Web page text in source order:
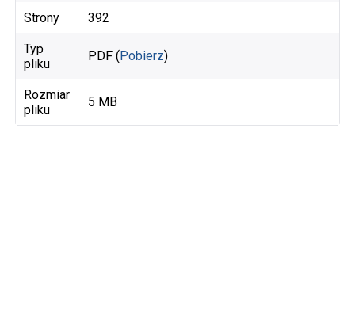
Strony 392
Typ
pliku
PDF (Pobierz)
Rozmiar
pliku
5 MB